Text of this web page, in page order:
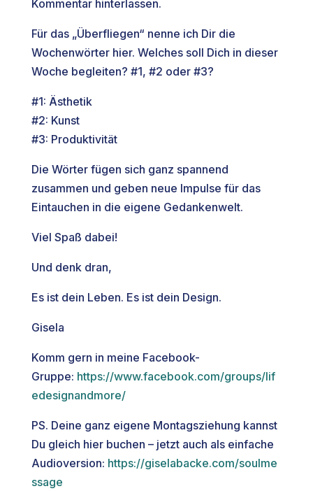
Kommentar hinterlassen.
Für das „Überfliegen“ nenne ich Dir die
Wochenwörter hier. Welches soll Dich in dieser
Woche begleiten? #1, #2 oder #3?
#1: Ästhetik
#2: Kunst
#3: Produktivität
Die Wörter fügen sich ganz spannend
zusammen und geben neue Impulse für das
Eintauchen in die eigene Gedankenwelt.
Viel Spaß dabei!
Und denk dran,
Es ist dein Leben. Es ist dein Design.
Gisela
Komm gern in meine Facebook-
Gruppe: https://www.facebook.com/groups/lif
edesignandmore/
PS. Deine ganz eigene Montagsziehung kannst
Du gleich hier buchen – jetzt auch als einfache
Audioversion: https://giselabacke.com/soulme
ssage